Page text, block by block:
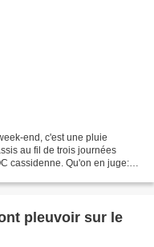
end, c'est une pluie
au fil de trois journées
cassidenne. Qu'on en juge:
pleuvoir sur le